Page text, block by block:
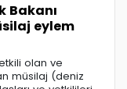
Bakanı
eylem
olan ve
müsilaj (deniz